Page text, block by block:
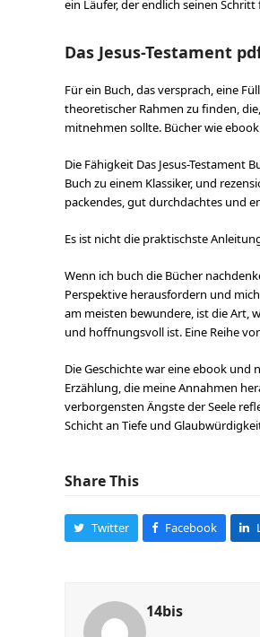
ein Läufer, der endlich seinen
Das Jesus-Testament
Für ein Buch, das versprach, eine
theoretischer Rahmen zu finden,
mitnehmen sollte. Bücher wie
Die Fähigkeit Das Jesus-Testament
Buch zu einem Klassiker, und
packendes, gut durchdachtes und
Es ist nicht die praktischste
Wenn ich buch die Bücher
Perspektive herausfordern und
am meisten bewundere, ist die Art,
und hoffnungsvoll ist. Eine Reihe
Die Geschichte war eine ebook
Erzählung, die meine Annahmen
verborgensten Ängste der Seele
Schicht an Tiefe und
Share This
Twitter Facebook
14bis